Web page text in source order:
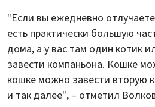
"Если вы ежедневно
есть практически большую
дома, а у вас там один котик
завести компаньона. Кошке
кошке можно завести вторую
и так далее", – отметил